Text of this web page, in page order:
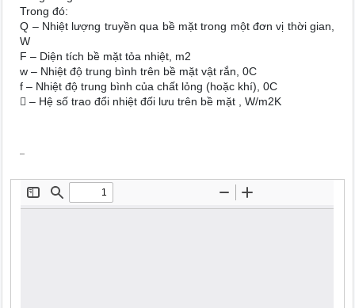
Trong đó:
Q – Nhiệt lượng truyền qua bề mặt trong một đơn vị thời gian,
W
F – Diện tích bề mặt tỏa nhiệt, m2
w – Nhiệt độ trung bình trên bề mặt vật rắn, 0C
f – Nhiệt độ trung bình của chất lỏng (hoặc khí), 0C
 – Hệ số trao đổi nhiệt đối lưu trên bề mặt , W/m2K